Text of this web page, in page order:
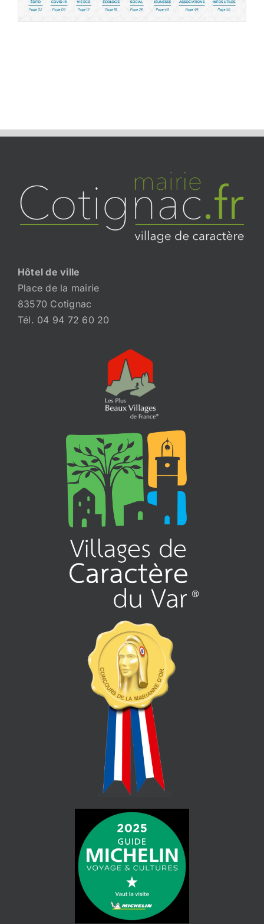
Hôtel de ville
Place de la mairie
83570 Cotignac
Tél. 04 94 72 60 20